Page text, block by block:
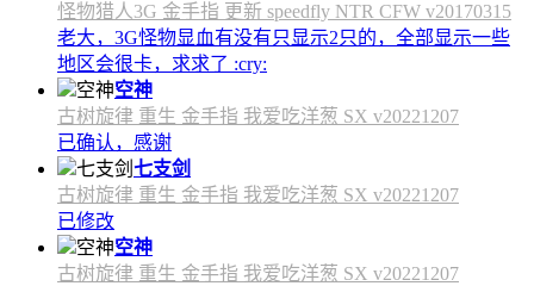
怪物猎人3G 金手指 更新 speedfly NTR CFW v20170315
老大，3G怪物显血有没有只显示2只的，全部显示一些
地区会很卡，求求了 :cry:
空神
古树旋律 重生 金手指 我爱吃洋葱 SX v20221207
已确认，感谢
七支剑
古树旋律 重生 金手指 我爱吃洋葱 SX v20221207
已修改
空神
古树旋律 重生 金手指 我爱吃洋葱 SX v20221207